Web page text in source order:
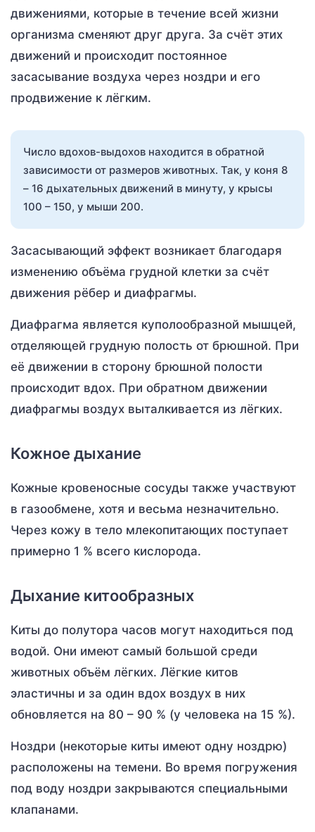
движениями, которые в течение всей жизни
организма сменяют друг друга. За счёт этих
движений и происходит постоянное
засасывание воздуха через ноздри и его
продвижение к лёгким.
Число вдохов-выдохов находится в обратной
зависимости от размеров животных. Так, у коня 8
– 16 дыхательных движений в минуту, у крысы
100 – 150, у мыши 200.
Засасывающий эффект возникает благодаря
изменению объёма грудной клетки за счёт
движения рёбер и диафрагмы.
Диафрагма является куполообразной мышцей,
отделяющей грудную полость от брюшной. При
её движении в сторону брюшной полости
происходит вдох. При обратном движении
диафрагмы воздух выталкивается из лёгких.
Кожное дыхание
Кожные кровеносные сосуды также участвуют
в газообмене, хотя и весьма незначительно.
Через кожу в тело млекопитающих поступает
примерно 1 % всего кислорода.
Дыхание китообразных
Киты до полутора часов могут находиться под
водой. Они имеют самый большой среди
животных объём лёгких. Лёгкие китов
эластичны и за один вдох воздух в них
обновляется на 80 – 90 % (у человека на 15 %).
Ноздри (некоторые киты имеют одну ноздрю)
расположены на темени. Во время погружения
под воду ноздри закрываются специальными
клапанами.